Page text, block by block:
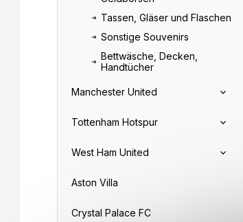
Tassen, Gläser und Flaschen
Sonstige Souvenirs
Bettwäsche, Decken,
Handtücher
Manchester United
Tottenham Hotspur
West Ham United
Aston Villa
Crystal Palace FC